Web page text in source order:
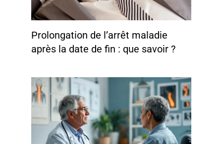
Prolongation de l’arrêt maladie
après la date de fin : que savoir ?